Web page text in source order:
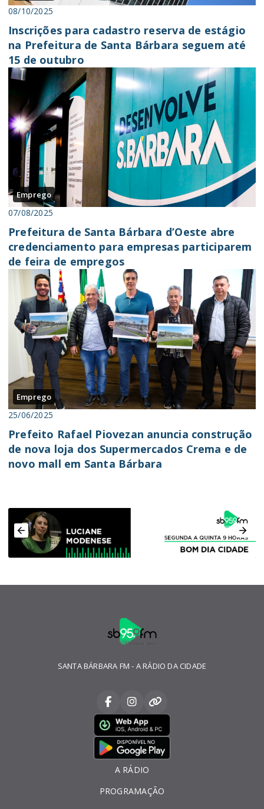
08/10/2025
Inscrições para cadastro reserva de estágio
na Prefeitura de Santa Bárbara seguem até
15 de outubro
Emprego
07/08/2025
Prefeitura de Santa Bárbara d’Oeste abre
credenciamento para empresas participarem
de feira de empregos
Emprego
25/06/2025
Prefeito Rafael Piovezan anuncia construção
de nova loja dos Supermercados Crema e de
novo mall em Santa Bárbara
SANTA BÁRBARA FM - A RÁDIO DA CIDADE
A RÁDIO
PROGRAMAÇÃO